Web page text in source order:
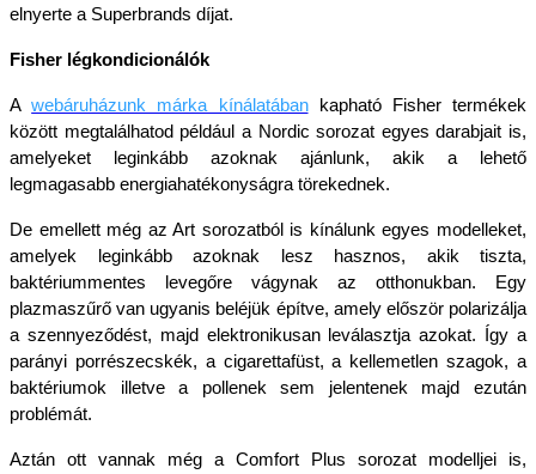
elnyerte a Superbrands díjat.
Fisher légkondicionálók
A webáruházunk márka kínálatában
kapható Fisher termékek
között megtalálhatod például a Nordic sorozat egyes darabjait is,
amelyeket leginkább azoknak ajánlunk, akik a lehető
legmagasabb energiahatékonyságra törekednek.
De emellett még az Art sorozatból is kínálunk egyes modelleket,
amelyek leginkább azoknak lesz hasznos, akik tiszta,
baktériummentes levegőre vágynak az otthonukban. Egy
plazmaszűrő van ugyanis beléjük építve, amely először polarizálja
a szennyeződést, majd elektronikusan leválasztja azokat. Így a
parányi porrészecskék, a cigarettafüst, a kellemetlen szagok, a
baktériumok illetve a pollenek sem jelentenek majd ezután
problémát.
Aztán ott vannak még a Comfort Plus sorozat modelljei is,